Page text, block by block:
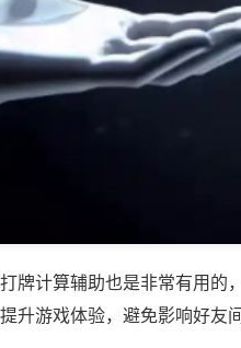
牌计算辅助也是非常有用的
升游戏体验，避免影响好友